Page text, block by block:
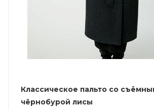
Классическое пальто со
чёрнобурой лисы